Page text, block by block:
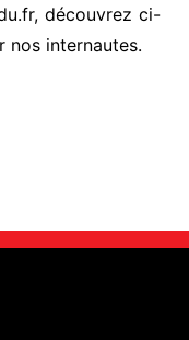
découvrez ci-
nos internautes.